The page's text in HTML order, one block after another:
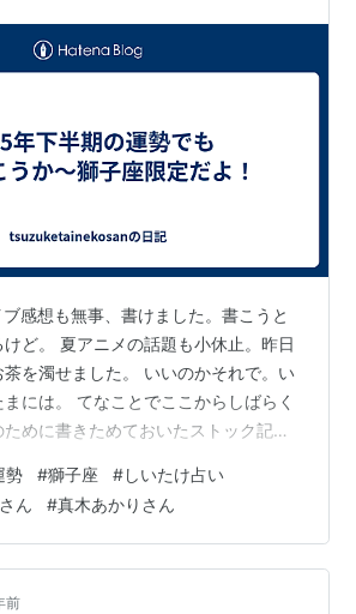
感想も無事、書けました。書こうと
ど。 夏アニメの話題も小休止。昨日
を濁せました。 いいのかそれで。い
には。 てなことでここからしばらく
めに書きためておいたストック記事
限定だよ！ ごめんね！ と言うことで
も半分が終了。 気が付けば7月ももう
う有様です。 早い早い。 占い好きの
期の運勢、発表される時期だね！』
時期でございます。 当たるも八卦、
勢 #獅子座 #しいたけ占い
ん #真木あかりさん
前